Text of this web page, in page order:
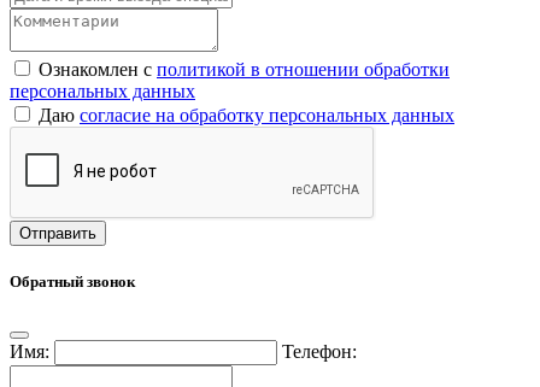
Ознакомлен с политикой в отношении обработки
персональных данных
Даю согласие на обработку персональных данных
Обратный звонок
Имя: Телефон: